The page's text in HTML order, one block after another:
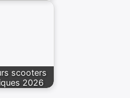
scooters
2026